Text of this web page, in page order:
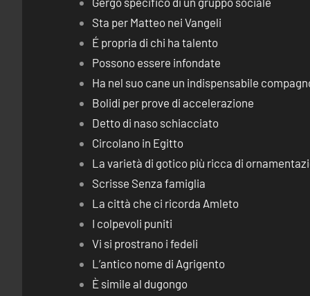
Sta per Matteo nei Vangeli
É propria di chi ha talento
Possono essere infondate
Ha nel suo cane un indispensabile
Bolidi per prove di accelerazione
Detto di naso schiacciato
Circolano in Egitto
La varietà di gotico più ricca di
Scrisse Senza famiglia
La città che ci ricorda Amleto
I colpevoli puniti
Vi si prostrano i fedeli
L’antico nome di Agrigento
È simile al dugongo